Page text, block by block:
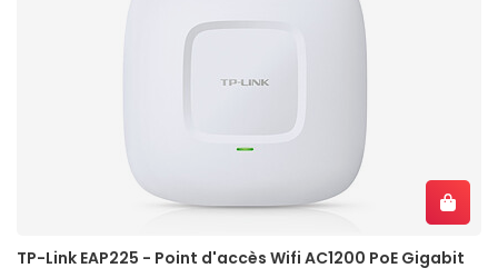
TP-Link EAP225 - Point d'accès Wifi AC1200 PoE Gigabit